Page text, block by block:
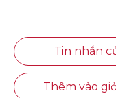
Tin nhắn
Thêm vào